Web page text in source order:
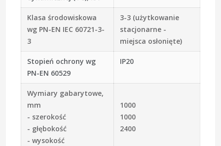
Klasa środowiskowa
wg PN-EN IEC 60721-3-
3
3-3 (użytkowanie
stacjonarne -
miejsca osłonięte)
Stopień ochrony wg
PN-EN 60529
IP20
Wymiary gabarytowe,
mm
- szerokość
- głębokość
- wysokość
1000
1000
2400